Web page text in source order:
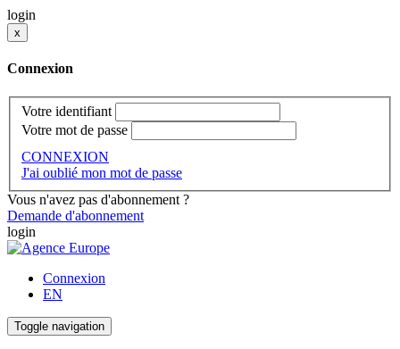
login
x
Connexion
Votre identifiant
Votre mot de passe
CONNEXION
J'ai oublié mon mot de passe
Vous n'avez pas d'abonnement ?
Demande d'abonnement
login
Connexion
EN
Toggle navigation